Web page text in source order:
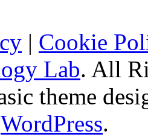
| Cookie
Lab. All
theme
WordPress.